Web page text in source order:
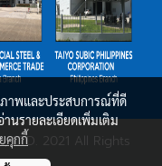
LTD. 2021 All Rights
ภาพและประสบการณ์ที่ดี
นรายละเอียดเพิ่มเติม
คุกกี้